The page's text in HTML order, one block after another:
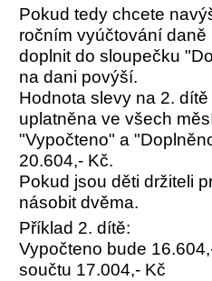
Pokud tedy chcete
ročním vyúčtování
doplnit do sloupečku
na dani povýší.
Hodnota slevy na 2.
uplatněna ve všech
"Vypočteno" a
20.604,- Kč.
Pokud jsou děti držiteli
násobit dvěma.
Příklad 2. dítě:
Vypočteno bude
součtu 17.004,- Kč